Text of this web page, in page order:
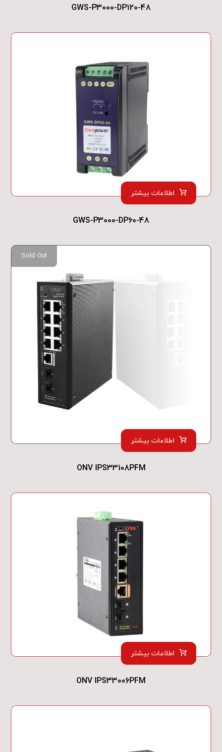
GWS-P3000-DP120-48
GWS-P3000-DP60-48
اطلاعات بیشتر
ONV IPS33108PFM
Sold Out
اطلاعات بیشتر
ONV IPS33006PFM
اطلاعات بیشتر